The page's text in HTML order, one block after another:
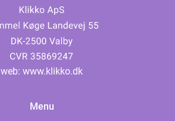
web: www.klikko.dk
Menu